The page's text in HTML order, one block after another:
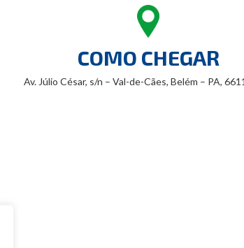
COMO CHEGAR
Av. Júlio César, s/n – Val-de-Cães, Belém – PA,